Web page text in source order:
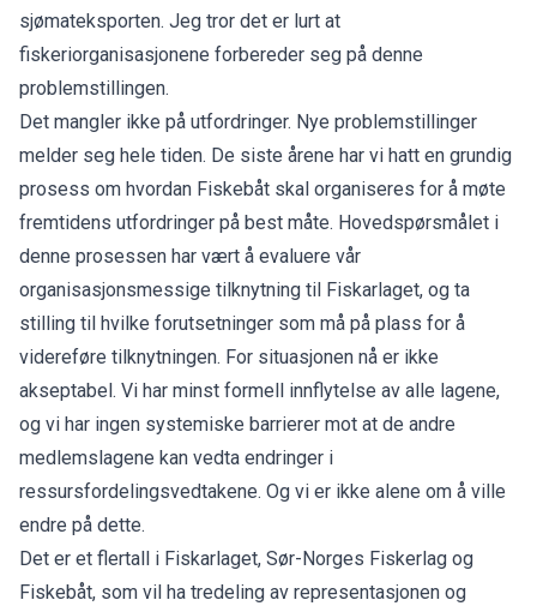
sjømateksporten. Jeg tror det er lurt at
fiskeriorganisasjonene forbereder seg på denne
problemstillingen.
Det mangler ikke på utfordringer. Nye problemstillinger
melder seg hele tiden. De siste årene har vi hatt en grundig
prosess om hvordan Fiskebåt skal organiseres for å møte
fremtidens utfordringer på best måte. Hovedspørsmålet i
denne prosessen har vært å evaluere vår
organisasjonsmessige tilknytning til Fiskarlaget, og ta
stilling til hvilke forutsetninger som må på plass for å
videreføre tilknytningen. For situasjonen nå er ikke
akseptabel. Vi har minst formell innflytelse av alle lagene,
og vi har ingen systemiske barrierer mot at de andre
medlemslagene kan vedta endringer i
ressursfordelingsvedtakene. Og vi er ikke alene om å ville
endre på dette.
Det er et flertall i Fiskarlaget, Sør-Norges Fiskerlag og
Fiskebåt, som vil ha tredeling av representasjonen og